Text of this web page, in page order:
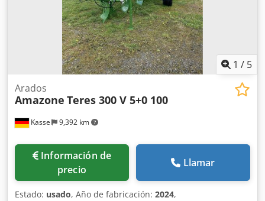
1 / 5
Kassel 9,392 km
Arados
Amazone Teres 300 V 5+0 100
Información de
precio
Llamar
Estado: usado, Año de fabricación: 2024,